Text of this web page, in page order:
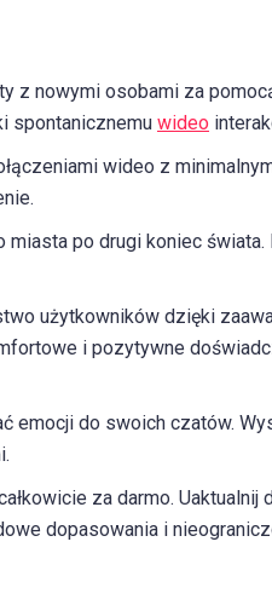
z nowymi osobami za
spontanicznemu wideo
wideo z
po drugi koniec
użytkowników dzięki
i pozytywne
emocji do swoich czatów.
za darmo. Uaktualnij
dopasowania i